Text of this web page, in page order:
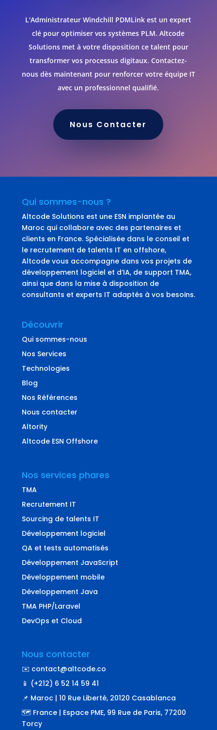
L'Administrateur Windchill PDMLink est un expert
clé pour optimiser vos systèmes PLM. Altcode
Solutions met à votre disposition ce talent pour
transformer vos processus digitaux. Contactez-
nous dès maintenant pour renforcer votre équipe IT
avec un professionnel qualifié.
Nous Contacter
Qui sommes-nous ?
Altcode Solutions est une ESN implantée au
Maroc qui collabore avec des partenaires et
clients en France. Spécialisée dans le conseil et
le recrutement de talents IT en offshore,
Altcode vous accompagne dans vos projets de
développement logiciel et d’IA, de support TMA,
ainsi que dans la mise à disposition de
consultants et experts IT adaptés à vos besoins.
Découvrir
Qui sommes-nous
Nos Services
Technologies
Blog
Nos Références
Nous contacter
Altority
Altcode ESN Offshore
Nos services phares
TMA
Recrutement IT
Sourcing de talents IT
Développement logiciel
QA et tests automatisés
Développement JavaScript
Développement mobile
Développement Java
TMA PHP/Laravel
DevOps et Cloud
Nous contacter
✉️ contact@altcode.co
📱 (+212) 6 52 14 59 41
📌 Maroc | 10 Rue Liberté, 20120 Casablanca
🗺️ France | Espace PME, 99 Rue de Paris, 77200
Torcy